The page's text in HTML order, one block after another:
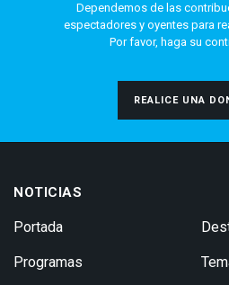
Dependemos de las
espectadores y oyentes para
Por favor, haga su
REALICE UNA
NOTICIAS
Portada
Programas